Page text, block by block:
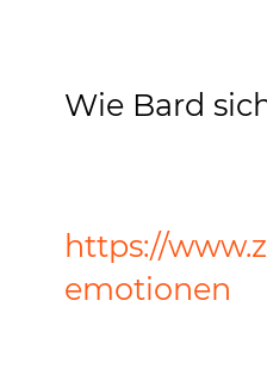
Wie Bard
https://
emotionen